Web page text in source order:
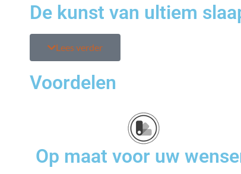
De kunst van ultiem
Lees verder
Voordelen
Op maat voor uw